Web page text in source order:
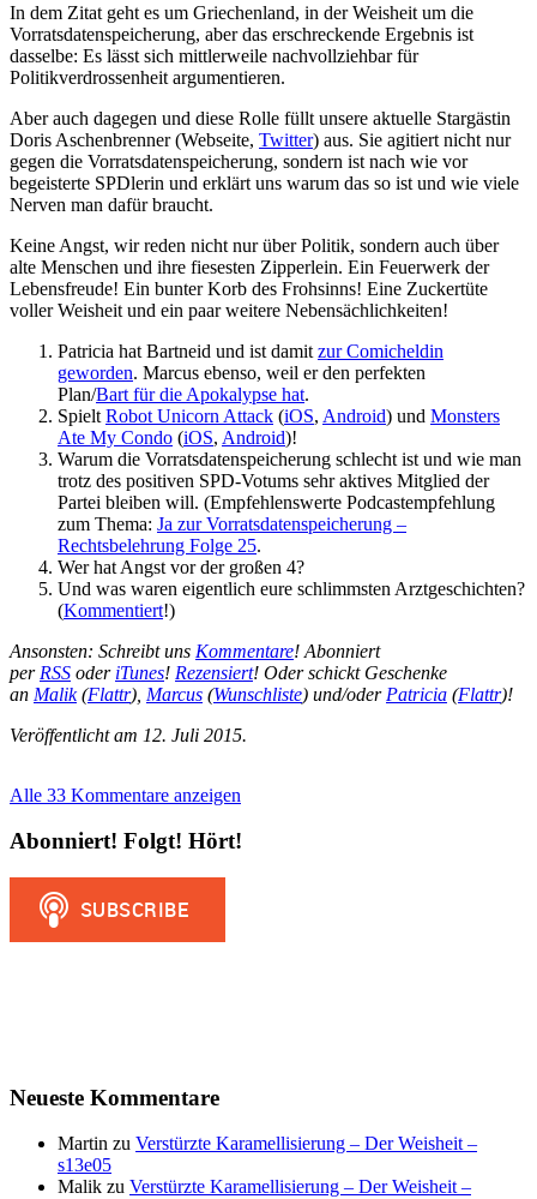
In dem Zitat geht es um Griechenland, in der Weisheit um die
Vorratsdatenspeicherung, aber das erschreckende Ergebnis ist
dasselbe: Es lässt sich mittlerweile nachvollziehbar für
Politikverdrossenheit argumentieren.
Aber auch dagegen und diese Rolle füllt unsere aktuelle Stargästin
Doris Aschenbrenner (Webseite, Twitter) aus. Sie agitiert nicht nur
gegen die Vorratsdatenspeicherung, sondern ist nach wie vor
begeisterte SPDlerin und erklärt uns warum das so ist und wie viele
Nerven man dafür braucht.
Keine Angst, wir reden nicht nur über Politik, sondern auch über
alte Menschen und ihre fiesesten Zipperlein. Ein Feuerwerk der
Lebensfreude! Ein bunter Korb des Frohsinns! Eine Zuckertüte
voller Weisheit und ein paar weitere Nebensächlichkeiten!
Patricia hat Bartneid und ist damit zur Comicheldin
geworden. Marcus ebenso, weil er den perfekten
Plan/Bart für die Apokalypse hat.
Spielt Robot Unicorn Attack (iOS, Android) und Monsters
Ate My Condo (iOS, Android)!
Warum die Vorratsdatenspeicherung schlecht ist und wie man
trotz des positiven SPD-Votums sehr aktives Mitglied der
Partei bleiben will. (Empfehlenswerte Podcastempfehlung
zum Thema: Ja zur Vorratsdatenspeicherung –
Rechtsbelehrung Folge 25.
Wer hat Angst vor der großen 4?
Und was waren eigentlich eure schlimmsten Arztgeschichten?
(Kommentiert!)
Ansonsten: Schreibt uns Kommentare! Abonniert
per RSS oder iTunes! Rezensiert! Oder schickt Geschenke
an Malik(Flattr), Marcus (Wunschliste) und/oder Patricia (Flattr)!
Veröffentlicht am 12. Juli 2015.
Alle 33 Kommentare anzeigen
Abonniert! Folgt! Hört!
Neueste Kommentare
Martin zu Verstürzte Karamellisierung – Der Weisheit –
s13e05
Malik zu Verstürzte Karamellisierung – Der Weisheit –